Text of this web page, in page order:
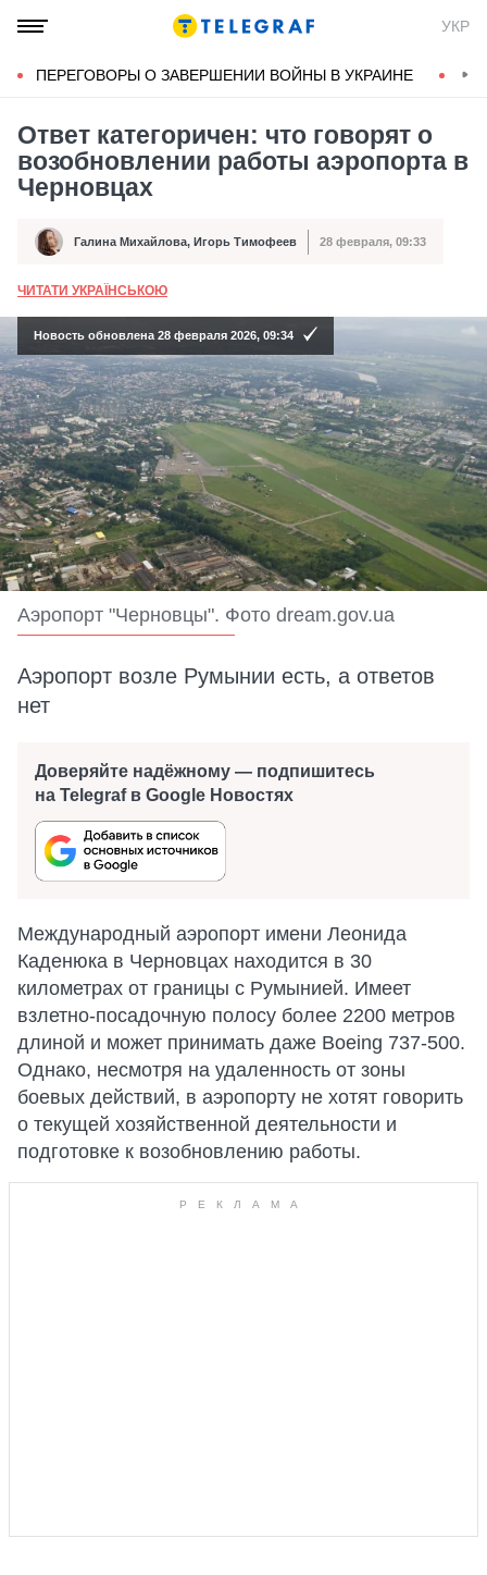
УКР
ПЕРЕГОВОРЫ О ЗАВЕРШЕНИИ ВОЙНЫ В УКРАИНЕ
Ответ категоричен: что говорят о
возобновлении работы аэропорта в
Черновцах
Автор Галина Михайлова, Игорь Тимофеев
Дата публикации 28 февраля, 09:33
ЧИТАТИ УКРАЇНСЬКОЮ
Новость обновлена 28 февраля 2026, 09:34
Аэропорт "Черновцы". Фото dream.gov.ua
Аэропорт возле Румынии есть, а ответов
нет
Доверяйте надёжному — подпишитесь
на Telegraf в Google Новостях
Международный аэропорт имени Леонида
Каденюка в Черновцах находится в 30
километрах от границы с Румынией. Имеет
взлетно-посадочную полосу более 2200 метров
длиной и может принимать даже Boeing 737-500.
Однако, несмотря на удаленность от зоны
боевых действий, в аэропорту не хотят говорить
о текущей хозяйственной деятельности и
подготовке к возобновлению работы.